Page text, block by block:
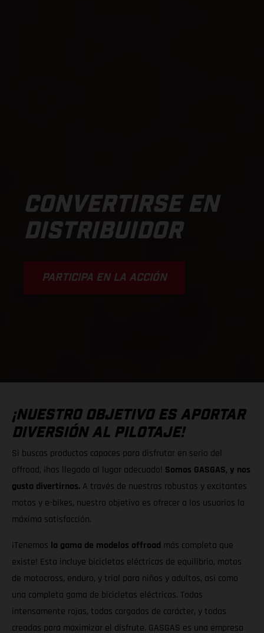
CONVERTIRSE EN
DISTRIBUIDOR
PARTICIPA EN LA ACCIÓN
¡NUESTRO OBJETIVO ES APORTAR
DIVERSIÓN AL PILOTAJE!
Si buscas productos capaces para disfrutar en serio del
offroad, ¡has llegado al lugar adecuado! Somos GASGAS, y nos
gusta divertirnos. A través de nuestras robustas y excitantes
motos y e-bikes, nuestro objetivo es ofrecer a los usuarios la
máxima satisfacción.
¡Tenemos la gama de modelos offroad más completa que
existe! Esta incluye bicicletas eléctricas de equilibrio, motos
de motocross, enduro, y trial para niños y adultos, así como
una completa gama de bicicletas eléctricas. Todas
intensamente rojas, todas cargadas de carácter, y todas
creadas para maximizar el disfrute. GASGAS es una empresa